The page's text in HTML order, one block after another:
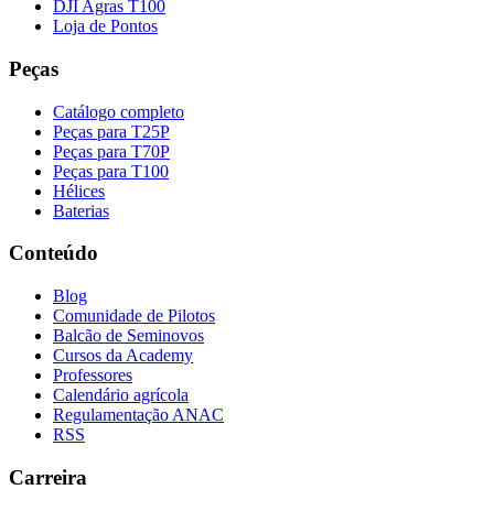
DJI Agras T100
Loja de Pontos
Peças
Catálogo completo
Peças para T25P
Peças para T70P
Peças para T100
Hélices
Baterias
Conteúdo
Blog
Comunidade de Pilotos
Balcão de Seminovos
Cursos da Academy
Professores
Calendário agrícola
Regulamentação ANAC
RSS
Carreira